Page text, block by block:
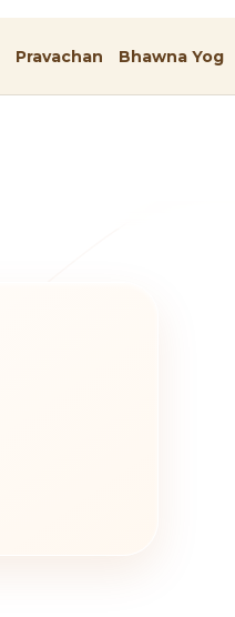
Pravachan Bhawna Yog